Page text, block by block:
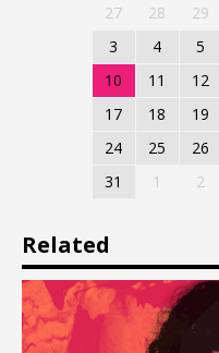
27 28 29
3
4 5
10
11 12
17
18 19
24
25 26
31
1 2
Related